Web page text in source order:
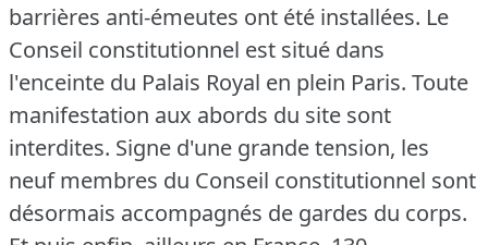
barrières anti-émeutes ont été installées. Le
Conseil constitutionnel est situé dans
l'enceinte du Palais Royal en plein Paris. Toute
manifestation aux abords du site sont
interdites. Signe d'une grande tension, les
neuf membres du Conseil constitutionnel sont
désormais accompagnés de gardes du corps.